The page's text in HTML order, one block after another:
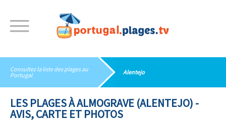
Consultez la liste desplages au
Portugal
Alentejo
LES PLAGES À ALMOGRAVE (ALENTEJO) -
AVIS, CARTE ET PHOTOS